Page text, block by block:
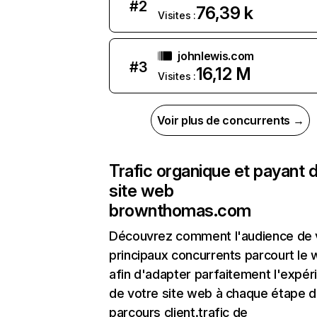
#2
Visites :76,39 k
#3
johnlewis.com
Visites :16,12 M
Voir plus de concurrents →
Trafic organique et payant
site web
brownthomas.com
Découvrez comment l'audience de
principaux concurrents parcourt le
afin d'adapter parfaitement
de votre site web à chaque étape
parcours client.trafic de